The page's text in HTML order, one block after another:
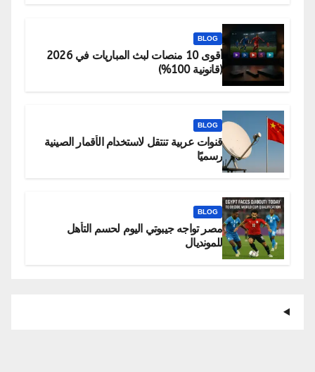
BLOG
أقوى 10 منصات لبث المباريات في 2026
(قانونية 100%)
BLOG
قنوات عربية تنتقل لاستخدام الأقمار الصينية
رسميًا
BLOG
مصر تواجه جيبوتي اليوم لحسم التأهل
للمونديال